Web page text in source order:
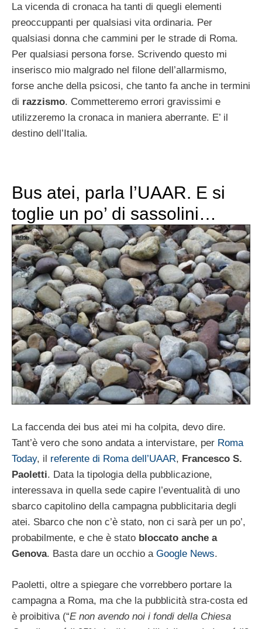
La vicenda di cronaca ha tanti di quegli elementi
preoccuppanti per qualsiasi vita ordinaria. Per
qualsiasi donna che cammini per le strade di Roma.
Per qualsiasi persona forse. Scrivendo questo mi
inserisco mio malgrado nel filone dell’allarmismo,
forse anche della psicosi, che tanto fa anche in termini
di razzismo. Commetteremo errori gravissimi e
utilizzeremo la cronaca in maniera aberrante. E’ il
destino dell’Italia.
Bus atei, parla l’UAAR. E si
toglie un po’ di sassolini…
La faccenda dei bus atei mi ha colpita, devo dire.
Tant’è vero che sono andata a intervistare, per Roma
Today, il referente di Roma dell’UAAR, Francesco S.
Paoletti. Data la tipologia della pubblicazione,
interessava in quella sede capire l’eventualità di uno
sbarco capitolino della campagna pubblicitaria degli
atei. Sbarco che non c’è stato, non ci sarà per un po’,
probabilmente, e che è stato bloccato anche a
Genova. Basta dare un occhio a Google News.
Paoletti, oltre a spiegare che vorrebbero portare la
campagna a Roma, ma che la pubblicità stra-costa ed
è proibitiva (“E non avendo noi i fondi della Chiesa